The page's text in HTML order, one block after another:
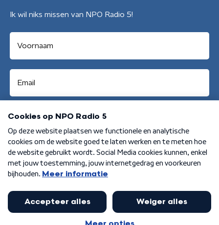
Ik wil niks missen van NPO Radio 5!
Aanmelden
Algemene voorwaarden Privacybeleid